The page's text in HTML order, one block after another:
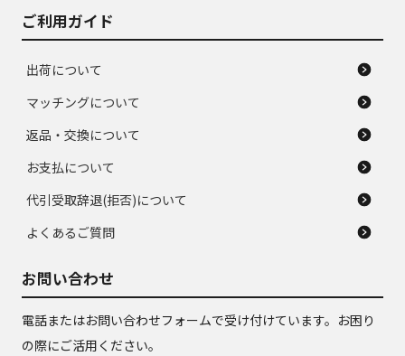
ご利用ガイド
出荷について
マッチングについて
返品・交換について
お支払について
代引受取辞退(拒否)について
よくあるご質問
お問い合わせ
電話またはお問い合わせフォームで受け付けています。お困り
の際にご活用ください。